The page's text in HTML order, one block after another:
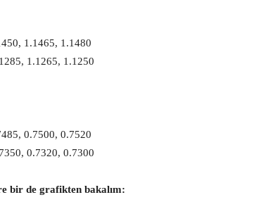
1.1465, 1.1480
1.1265, 1.1250
0.7500, 0.7520
0.7320, 0.7300
bir de grafikten bakalım: